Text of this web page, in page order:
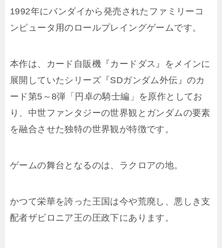
1992年にバンダイから発売されたファミリーコ
ンピュータ用のロールプレイングゲームです。
本作は、カード自販機『カードダス』をメインに
展開していたシリーズ『SDガンダム外伝』のカ
ード第5～8弾「円卓の騎士編」を原作としてお
り、中世ファンタジーの世界観とガンダムの要素
を融合させた独特の世界観が特徴です。
ゲームの舞台となるのは、ラクロアの地。
かつて栄華を誇った王国は今や荒廃し、悪しき支
配者ザビロニア王の圧政下にあります。